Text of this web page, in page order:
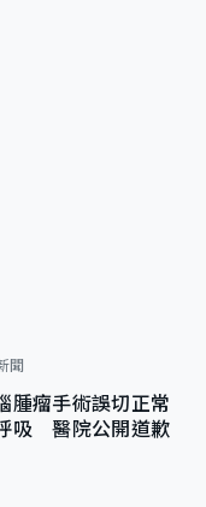
聞
腫瘤手術誤切正常
吸 醫院公開道歉